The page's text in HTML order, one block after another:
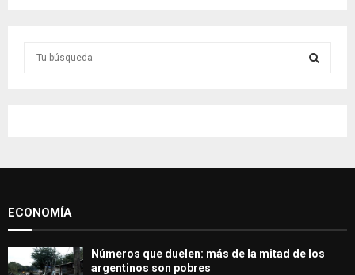
o
H
ECONOMÍA
Números que duelen: más de la mitad de los
argentinos son pobres